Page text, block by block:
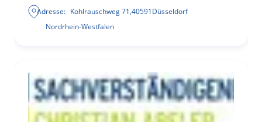
Adresse: Kohlrauschweg 71,40591Düsseldorf
Nordrhein-Westfalen